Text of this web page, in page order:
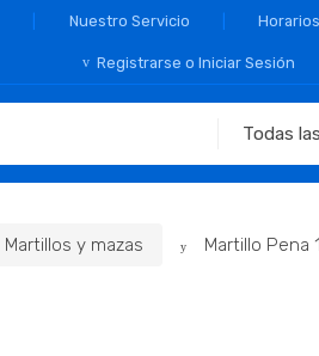
Nuestro Servicio
Registrarse o Iniciar Sesión
Martillos y mazas Martillo Pena